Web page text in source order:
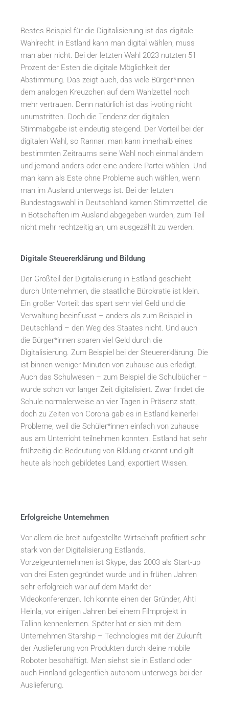
Bestes Beispiel für die Digitalisierung ist das digitale
Wahlrecht: in Estland kann man digital wählen, muss
man aber nicht. Bei der letzten Wahl 2023 nutzten 51
Prozent der Esten die digitale Möglichkeit der
Abstimmung. Das zeigt auch, das viele Bürger*innen
dem analogen Kreuzchen auf dem Wahlzettel noch
mehr vertrauen. Denn natürlich ist das i-voting nicht
unumstritten. Doch die Tendenz der digitalen
Stimmabgabe ist eindeutig steigend. Der Vorteil bei der
digitalen Wahl, so Rannar: man kann innerhalb eines
bestimmten Zeitraums seine Wahl noch einmal ändern
und jemand anders oder eine andere Partei wählen. Und
man kann als Este ohne Probleme auch wählen, wenn
man im Ausland unterwegs ist. Bei der letzten
Bundestagswahl in Deutschland kamen Stimmzettel, die
in Botschaften im Ausland abgegeben wurden, zum Teil
nicht mehr rechtzeitig an, um ausgezählt zu werden.
Digitale Steuererklärung und Bildung
Der Großteil der Digitalisierung in Estland geschieht
durch Unternehmen, die staatliche Bürokratie ist klein.
Ein großer Vorteil: das spart sehr viel Geld und die
Verwaltung beeinflusst – anders als zum Beispiel in
Deutschland – den Weg des Staates nicht. Und auch
die Bürger*innen sparen viel Geld durch die
Digitalisierung. Zum Beispiel bei der Steuererklärung. Die
ist binnen weniger Minuten von zuhause aus erledigt.
Auch das Schulwesen – zum Beispiel die Schulbücher –
wurde schon vor langer Zeit digitalisiert. Zwar findet die
Schule normalerweise an vier Tagen in Präsenz statt,
doch zu Zeiten von Corona gab es in Estland keinerlei
Probleme, weil die Schüler*innen einfach von zuhause
aus am Unterricht teilnehmen konnten. Estland hat sehr
frühzeitig die Bedeutung von Bildung erkannt und gilt
heute als hoch gebildetes Land, exportiert Wissen.
Erfolgreiche Unternehmen
Vor allem die breit aufgestellte Wirtschaft profitiert sehr
stark von der Digitalisierung Estlands.
Vorzeigeunternehmen ist Skype, das 2003 als Start-up
von drei Esten gegründet wurde und in frühen Jahren
sehr erfolgreich war auf dem Markt der
Videokonferenzen. Ich konnte einen der Gründer, Ahti
Heinla, vor einigen Jahren bei einem Filmprojekt in
Tallinn kennenlernen. Später hat er sich mit dem
Unternehmen Starship – Technologies mit der Zukunft
der Auslieferung von Produkten durch kleine mobile
Roboter beschäftigt. Man siehst sie in Estland oder
auch Finnland gelegentlich autonom unterwegs bei der
Auslieferung.